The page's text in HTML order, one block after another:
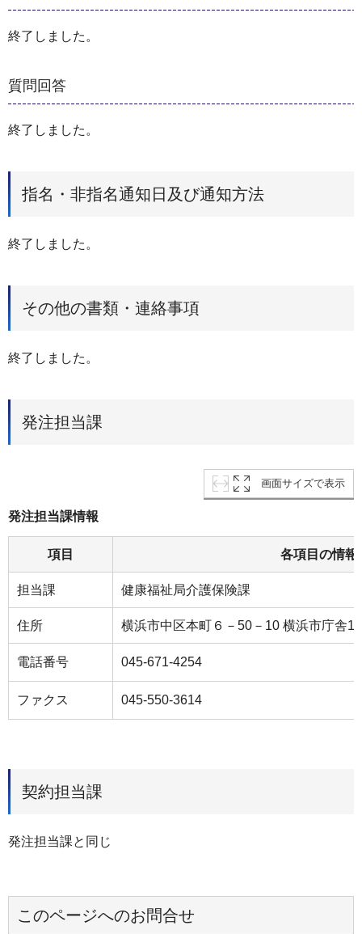
終了しました。
質問回答
終了しました。
指名・非指名通知日及び通知方法
終了しました。
その他の書類・連絡事項
終了しました。
発注担当課
画面サイズで表示
発注担当課情報
項目 各項目の情報
担当課 健康福祉局介護保険課
住所 横浜市中区本町６－50－10 横浜市庁舎
電話番号 045-671-4254
ファクス 045-550-3614
契約担当課
発注担当課と同じ
このページへのお問合せ